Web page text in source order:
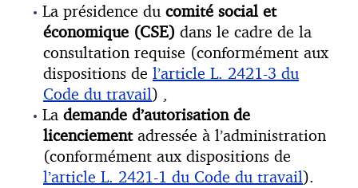
La présidence du comité social et
économique (CSE) dans le cadre de la
consultation requise (conformément aux
dispositions de l’article L. 2421-3 du
Code du travail) ,
La demande d’autorisation de
licenciement adressée à l’administration
(conformément aux dispositions de
l’article L. 2421-1 du Code du travail).